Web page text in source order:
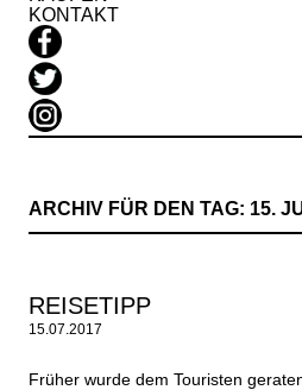
KONTAKT
ARCHIV FÜR DEN TAG: 15.
REISETIPP
15.07.2017
Früher wurde dem Touristen